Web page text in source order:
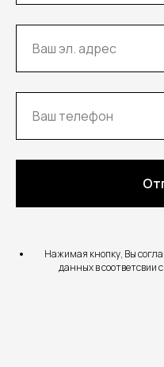
Нажимая кнопку, Вы
данных в соответсвии с